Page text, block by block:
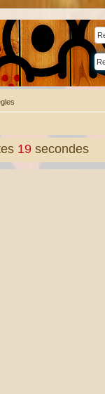
20 secondes